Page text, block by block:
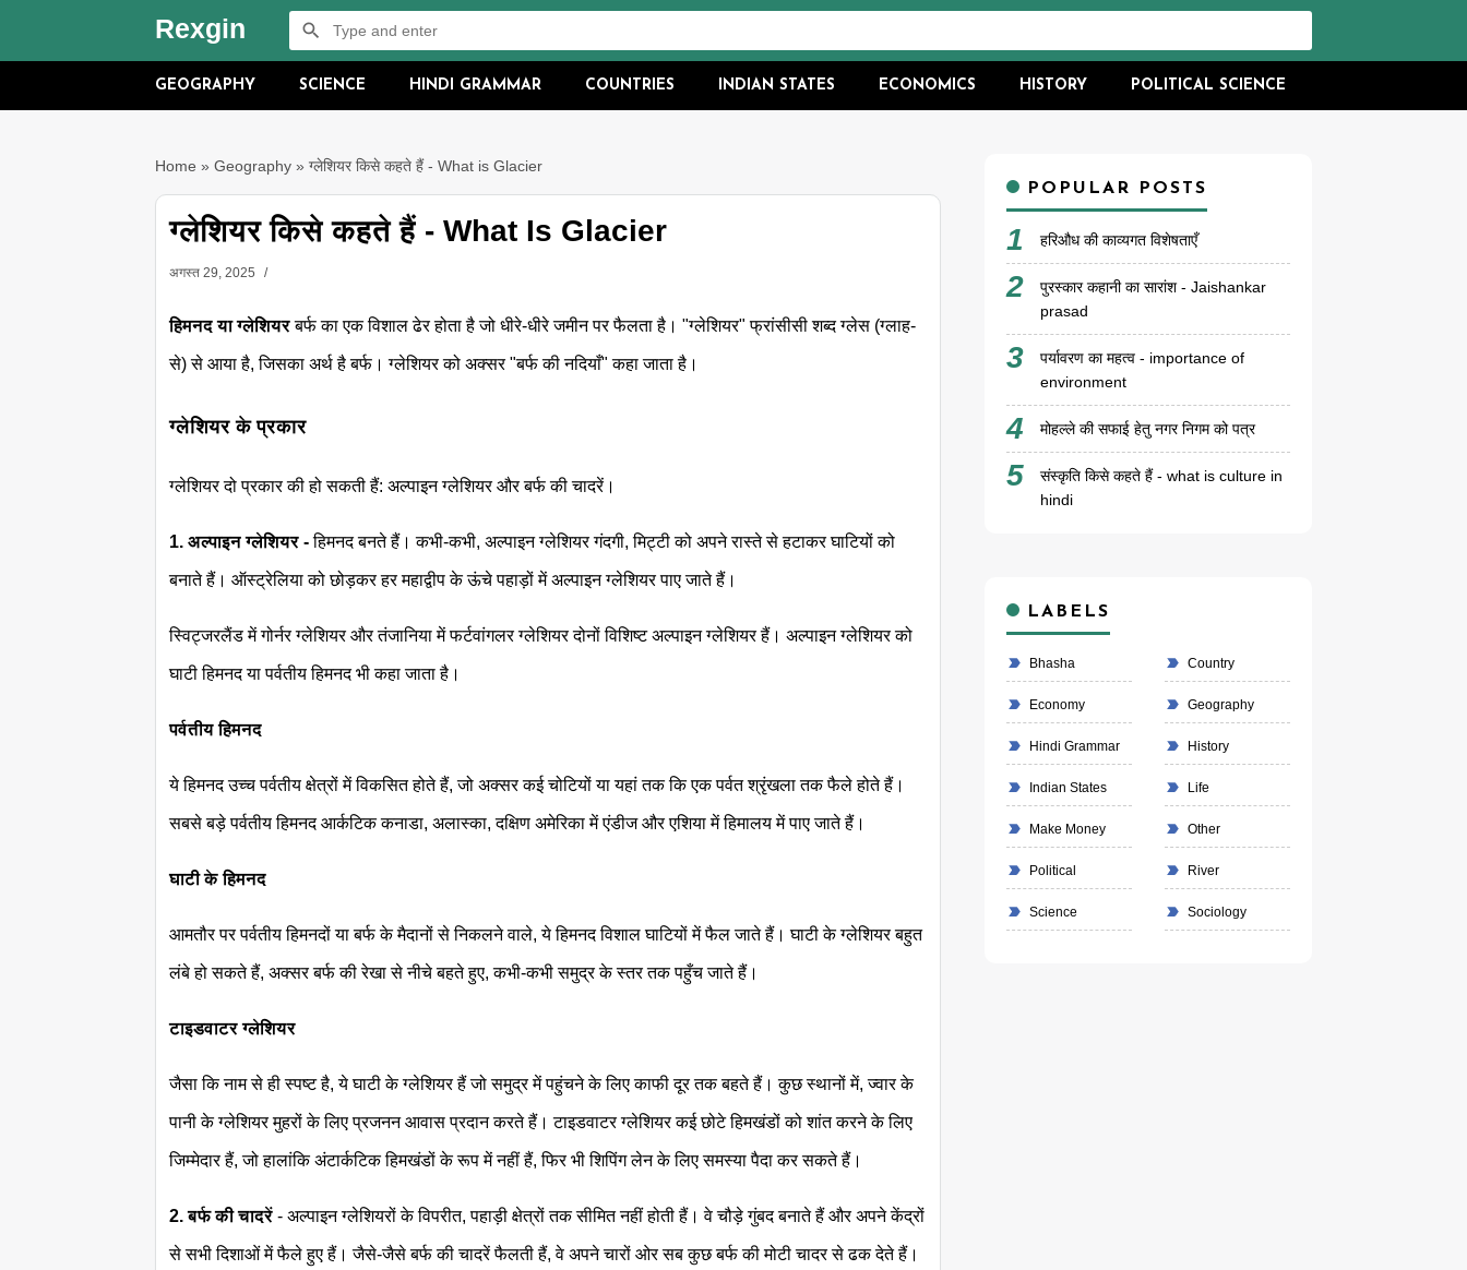
Rexgin
GEOGRAPHY SCIENCE HINDI GRAMMAR COUNTRIES INDIAN STATES ECONOMICS HISTORY POLITICAL SCIENCE
Home » Geography » ग्लेशियर किसे कहते हैं - What is Glacier
ग्लेशियर किसे कहते हैं - What Is Glacier
अगस्त 29, 2025
हिमनद या ग्लेशियरबर्फ का एक विशाल ढेर होता है जो धीरे-धीरे जमीन पर फैलता है। "ग्लेशियर" फ्रांसीसी शब्द ग्लेस (ग्लाह-
से) से आया है, जिसका अर्थ है बर्फ। ग्लेशियर को अक्सर "बर्फ की नदियाँ" कहा जाता है।
ग्लेशियर के प्रकार
ग्लेशियर दो प्रकार की हो सकती हैं: अल्पाइन ग्लेशियर और बर्फ की चादरें।
1. अल्पाइन ग्लेशियर -हिमनद बनते हैं। कभी-कभी, अल्पाइन ग्लेशियर गंदगी, मिट्टी को अपने रास्ते से हटाकर घाटियों को
बनाते हैं। ऑस्ट्रेलिया को छोड़कर हर महाद्वीप के ऊंचे पहाड़ों में अल्पाइन ग्लेशियर पाए जाते हैं।
स्विट्जरलैंड में गोर्नर ग्लेशियर और तंजानिया में फर्टवांगलर ग्लेशियर दोनों विशिष्ट अल्पाइन ग्लेशियर हैं। अल्पाइन ग्लेशियर को
घाटी हिमनद या पर्वतीय हिमनद भी कहा जाता है।
पर्वतीय हिमनद
ये हिमनद उच्च पर्वतीय क्षेत्रों में विकसित होते हैं, जो अक्सर कई चोटियों या यहां तक कि एक पर्वत श्रृंखला तक फैले होते हैं।
सबसे बड़े पर्वतीय हिमनद आर्कटिक कनाडा, अलास्का, दक्षिण अमेरिका में एंडीज और एशिया में हिमालय में पाए जाते हैं।
घाटी के हिमनद
आमतौर पर पर्वतीय हिमनदों या बर्फ के मैदानों से निकलने वाले, ये हिमनद विशाल घाटियों में फैल जाते हैं। घाटी के ग्लेशियर बहुत
लंबे हो सकते हैं, अक्सर बर्फ की रेखा से नीचे बहते हुए, कभी-कभी समुद्र के स्तर तक पहुँच जाते हैं।
टाइडवाटर ग्लेशियर
जैसा कि नाम से ही स्पष्ट है, ये घाटी के ग्लेशियर हैं जो समुद्र में पहुंचने के लिए काफी दूर तक बहते हैं। कुछ स्थानों में, ज्वार के
पानी के ग्लेशियर मुहरों के लिए प्रजनन आवास प्रदान करते हैं। टाइडवाटर ग्लेशियर कई छोटे हिमखंडों को शांत करने के लिए
जिम्मेदार हैं, जो हालांकि अंटार्कटिक हिमखंडों के रूप में नहीं हैं, फिर भी शिपिंग लेन के लिए समस्या पैदा कर सकते हैं।
2. बर्फ की चादरें - अल्पाइन ग्लेशियरों के विपरीत, पहाड़ी क्षेत्रों तक सीमित नहीं होती हैं। वे चौड़े गुंबद बनाते हैं और अपने केंद्रों
से सभी दिशाओं में फैले हुए हैं। जैसे-जैसे बर्फ की चादरें फैलती हैं, वे अपने चारों ओर सब कुछ बर्फ की मोटी चादर से ढक देते हैं।
POPULAR POSTS
हरिऔध की काव्यगत विशेषताएँ
पुरस्कार कहानी का सारांश - Jaishankar
prasad
पर्यावरण का महत्व - importance of
environment
मोहल्ले की सफाई हेतु नगर निगम को पत्र
संस्कृति किसे कहते हैं - what is culture in
hindi
LABELS
Bhasha Country
Economy Geography
Hindi Grammar History
Indian States Life
Make Money Other
Political River
Science Sociology